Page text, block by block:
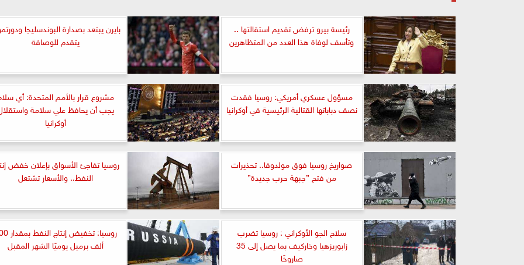
رئيسة بيرو ترفض تقديم استقالتها ..
وتأسف لوفاة هذا العدد من المتظاهرين
بايرن يبتعد بصدارة البوندسليجا
يتقدم للوصافة
مسؤول عسكري أمريكي: روسيا فقدت
نصف دباباتها القتالية الرئيسية في أوكرانيا
مشروع قرار بالأمم المتحدة: أي
يجب أن يحافظ علي سلامة
أوكرانيا
صواريخ روسيا فوق مولدوفا.. تحذيرات
من فتح ”جبهة حرب جديدة”
روسيا تفاجئ الأسواق بإعلان خفض
النفط.. والأسعار تشتعل
سلاح الجو الأوكراني : روسيا تضرب
زابوريزهيا وخاركيف بما يصل إلى 35
صاروخًا
روسيا: تخفيض
ألف برميل يوميًا الشهر المقبل